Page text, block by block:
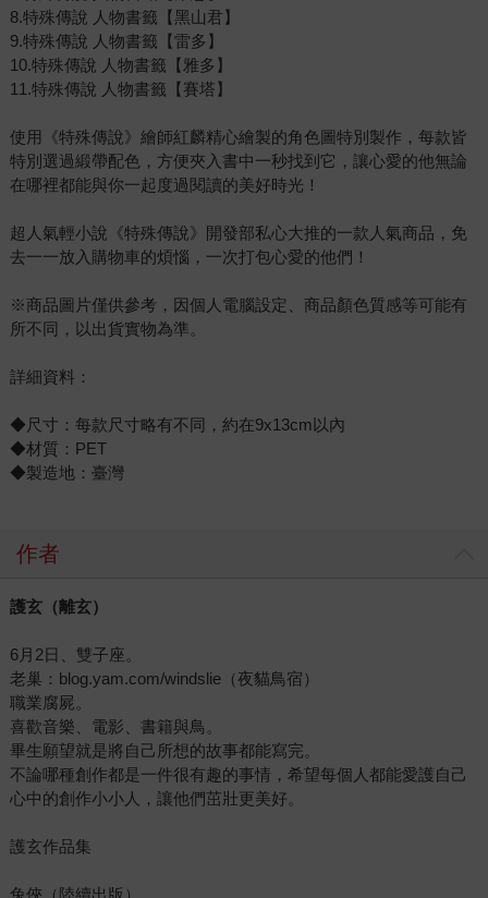
8.特殊傳說 人物書籤【黑山君】
9.特殊傳說 人物書籤【雷多】
10.特殊傳說 人物書籤【雅多】
11.特殊傳說 人物書籤【賽塔】
使用《特殊傳說》繪師紅麟精心繪製的角色圖特別製作，每款皆
特別選過緞帶配色，方便夾入書中一秒找到它，讓心愛的他無論
在哪裡都能與你一起度過閱讀的美好時光！
超人氣輕小說《特殊傳說》開發部私心大推的一款人氣商品，免
去一一放入購物車的煩惱，一次打包心愛的他們！
※商品圖片僅供參考，因個人電腦設定、商品顏色質感等可能有
所不同，以出貨實物為準。
詳細資料：
◆尺寸：每款尺寸略有不同，約在9x13cm以內
◆材質：PET
◆製造地：臺灣
作者
護玄（離玄）
6月2日、雙子座。
老巢：blog.yam.com/windslie（夜貓鳥宿）
職業腐屍。
喜歡音樂、電影、書籍與鳥。
畢生願望就是將自己所想的故事都能寫完。
不論哪種創作都是一件很有趣的事情，希望每個人都能愛護自己
心中的創作小小人，讓他們茁壯更美好。
護玄作品集
兔俠（陸續出版）